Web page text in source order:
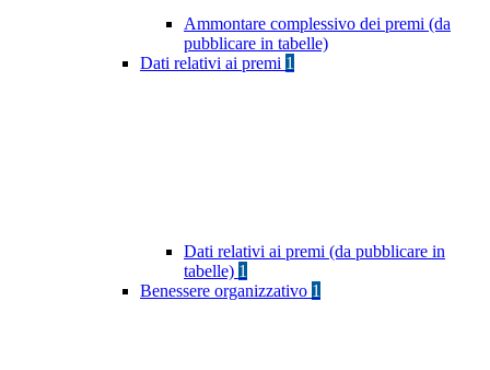
Ammontare complessivo dei premi (da
pubblicare in tabelle)
Dati relativi ai premi 1
Dati relativi ai premi (da pubblicare in
tabelle) 1
Benessere organizzativo 1